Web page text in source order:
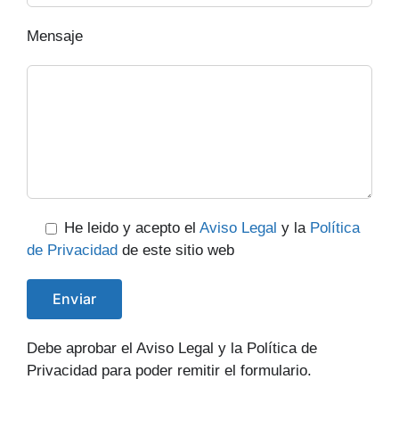
Mensaje
He leido y acepto el Aviso Legal y la Política
de Privacidad de este sitio web
Debe aprobar el Aviso Legal y la Política de
Privacidad para poder remitir el formulario.